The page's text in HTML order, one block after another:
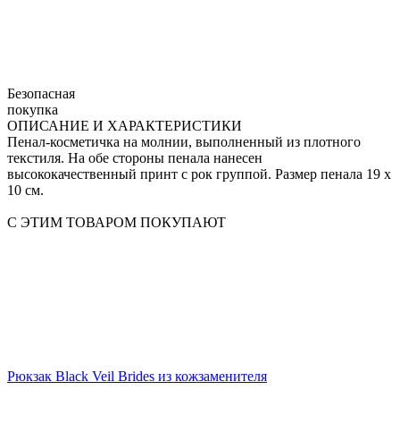
Безопасная
покупка
ОПИСАНИЕ И ХАРАКТЕРИСТИКИ
Пенал-косметичка на молнии, выполненный из плотного
текстиля. На обе стороны пенала нанесен
высококачественный принт с рок группой. Размер пенала 19 х
10 см.
С ЭТИМ ТОВАРОМ ПОКУПАЮТ
Рюкзак Black Veil Brides из кожзаменителя